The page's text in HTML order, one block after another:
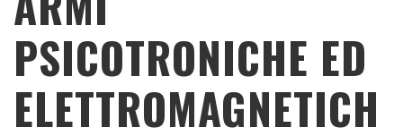
PSICOTRONICHE ED
ELETTROMAGNETICH